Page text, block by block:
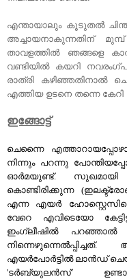
എന്തായാലും കൂടുതല്‍
അച്ചായനാകുന്നതിന്
താവളത്തില്‍ ഞങ്ങളെ
വണ്ടിയില്‍ കയറി
രാത്രി കഴിഞ്ഞതിനാല്‍
എത്തിയ ഉടനെ തന്നെ
ഇങ്ങോട്ട്
ചെന്നൈ
നിന്നും പറന്നു
ഓര്‍മയുണ്ട്. സുഖമായി
കൊണ്ടിരിക്കുന്ന
എന്ന എയര്‍
വേറെ എവിടെയോ
ഇംഗ്ലീഷില്‍
എയര്‍പോര്‍ട്ടില്‍ ലാന്‍ഡ്‌
'ടര്‍ബ്യുലന്‍സ്'